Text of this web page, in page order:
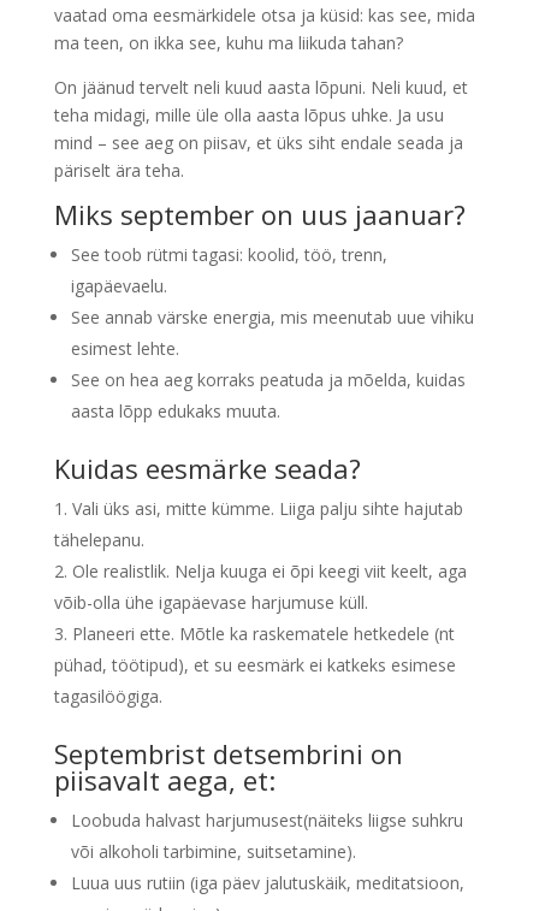
vaatad oma eesmärkidele otsa ja küsid: kas see, mida
ma teen, on ikka see, kuhu ma liikuda tahan?
On jäänud tervelt neli kuud aasta lõpuni. Neli kuud, et
teha midagi, mille üle olla aasta lõpus uhke. Ja usu
mind – see aeg on piisav, et üks siht endale seada ja
päriselt ära teha.
Miks september on uus jaanuar?
See toob rütmi tagasi: koolid, töö, trenn,
igapäevaelu.
See annab värske energia, mis meenutab uue vihiku
esimest lehte.
See on hea aeg korraks peatuda ja mõelda, kuidas
aasta lõpp edukaks muuta.
Kuidas eesmärke seada?
Vali üks asi, mitte kümme. Liiga palju sihte hajutab
tähelepanu.
Ole realistlik. Nelja kuuga ei õpi keegi viit keelt, aga
võib-olla ühe igapäevase harjumuse küll.
Planeeri ette. Mõtle ka raskematele hetkedele (nt
pühad, töötipud), et su eesmärk ei katkeks esimese
tagasilöögiga.
Septembrist detsembrini on
piisavalt aega, et:
Loobuda halvast harjumusest(näiteks liigse suhkru
või alkoholi tarbimine, suitsetamine).
Luua uus rutiin (iga päev jalutuskäik, meditatsioon,